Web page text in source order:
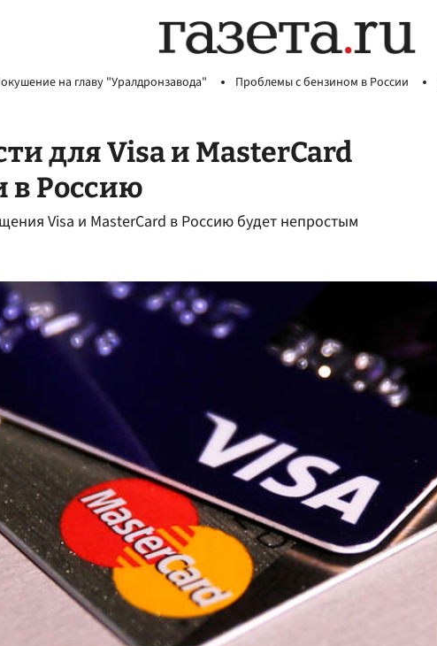
на главу "Уралдронзавода" Проблемы с бензином в России
для Visa и MasterCard
в Россию
Visa и MasterCard в Россию будет непростым